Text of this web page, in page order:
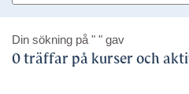
Din sökning på " " gav
0 träffar på kurser och